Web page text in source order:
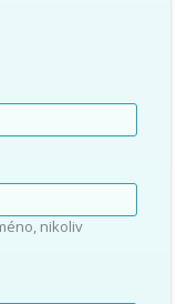
nikoliv